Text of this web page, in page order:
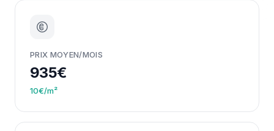
PRIX MOYEN/MOIS
935€
10€/m²